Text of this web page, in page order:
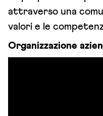
attraverso una
valori e le
Organizzazione